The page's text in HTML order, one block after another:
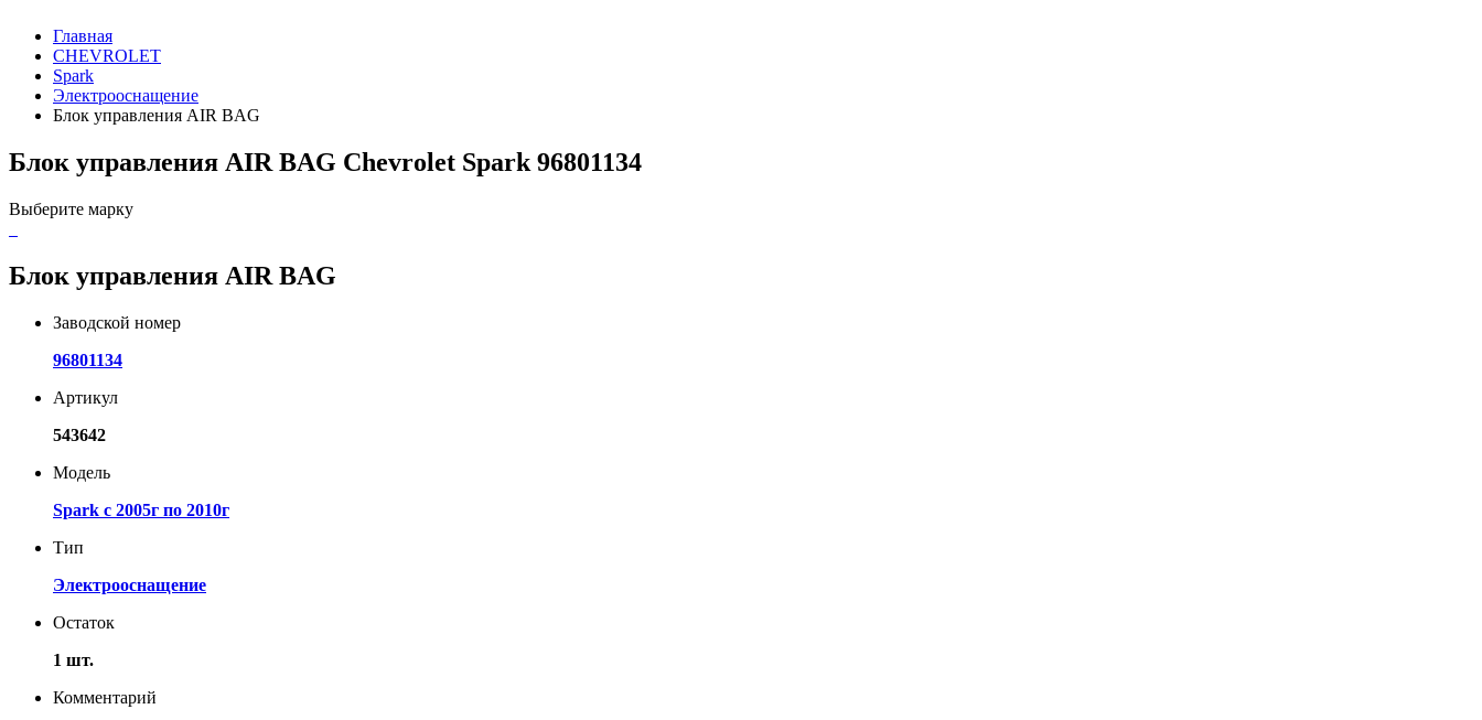
Главная
CHEVROLET
Spark
Электрооснащение
Блок управления AIR BAG
Блок управления AIR BAG Chevrolet Spark 96801134
Выберите марку
Блок управления AIR BAG
Заводской номер
96801134
Артикул
543642
Модель
Spark с 2005г по 2010г
Тип
Электрооснащение
Остаток
1 шт.
Комментарий